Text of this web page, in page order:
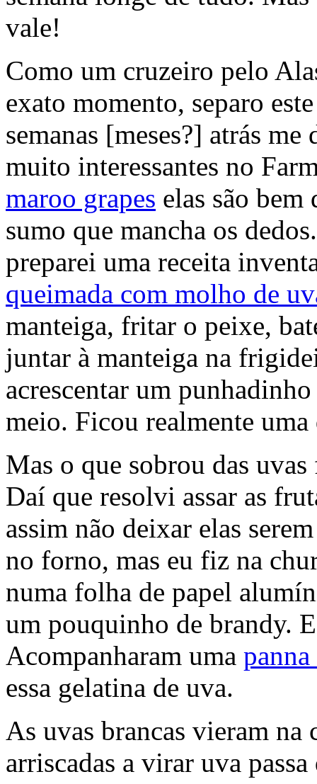
vale!
Como um cruzeiro pelo
exato momento, separo
semanas [meses?] atrás
muito interessantes no
maroo grapes elas são bem
sumo que mancha os
preparei uma receita
queimada com molho de
manteiga, fritar o peixe,
juntar à manteiga na
acrescentar um
meio. Ficou realmente
Mas o que sobrou das
Daí que resolvi assar as
assim não deixar elas
no forno, mas eu fiz na
numa folha de papel
um pouquinho de brandy.
Acompanharam uma
essa gelatina de uva.
As uvas brancas vieram na
arriscadas a virar uva